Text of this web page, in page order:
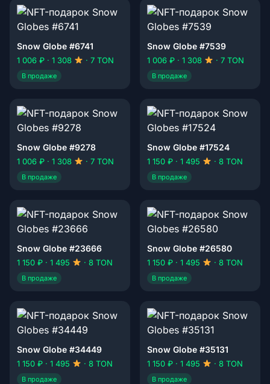
Snow Globe #6741
1 006 ₽ · 1 308 · 7 TON
В продаже
Snow Globe #7539
1 006 ₽ · 1 308 · 7 TON
В продаже
Snow Globe #9278
1 006 ₽ · 1 308 · 7 TON
В продаже
Snow Globe #17524
1 150 ₽ · 1 495 · 8 TON
В продаже
Snow Globe #23666
1 150 ₽ · 1 495 · 8 TON
В продаже
Snow Globe #26580
1 150 ₽ · 1 495 · 8 TON
В продаже
Snow Globe #34449
1 150 ₽ · 1 495 · 8 TON
В продаже
Snow Globe #35131
1 150 ₽ · 1 495 · 8 TON
В продаже